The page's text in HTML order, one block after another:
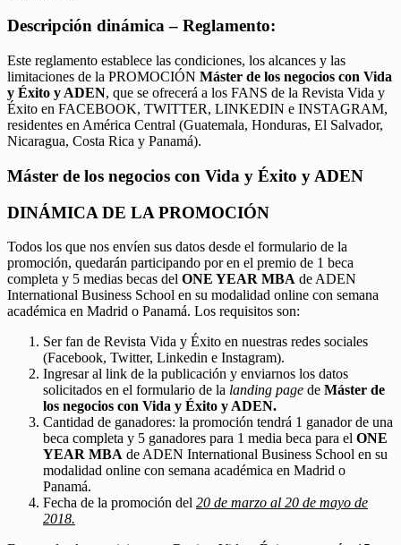
Descripción dinámica – Reglamento:
Este reglamento establece las condiciones, los alcances y las
limitaciones de la PROMOCIÓN Máster de los negocios con Vida
y Éxito y ADEN, que se ofrecerá a los FANS de la Revista Vida y
Éxito en FACEBOOK, TWITTER, LINKEDIN e INSTAGRAM,
residentes en América Central (Guatemala, Honduras, El Salvador,
Nicaragua, Costa Rica y Panamá).
Máster de los negocios con Vida y Éxito y ADEN
DINÁMICA DE LA PROMOCIÓN
Todos los que nos envíen sus datos desde el formulario de la
promoción, quedarán participando por en el premio de 1 beca
completa y 5 medias becas del ONE YEAR MBA de ADEN
International Business School en su modalidad online con semana
académica en Madrid o Panamá. Los requisitos son:
Ser fan de Revista Vida y Éxito en nuestras redes sociales
(Facebook, Twitter, Linkedin e Instagram).
Ingresar al link de la publicación y enviarnos los datos
solicitados en el formulario de la landing page de Máster de
los negocios con Vida y Éxito y ADEN.
Cantidad de ganadores: la promoción tendrá 1 ganador de una
beca completa y 5 ganadores para 1 media beca para el ONE
YEAR MBA de ADEN International Business School en su
modalidad online con semana académica en Madrid o
Panamá.
Fecha de la promoción del 20 de marzo al 20 de mayo de
2018.